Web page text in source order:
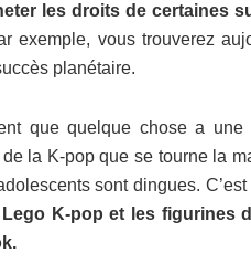
les droits de certaines
exemple, vous trouverez
planétaire.
que quelque chose a
la K-pop que se tourne la
sont dingues.
Lego K-pop et les figurines